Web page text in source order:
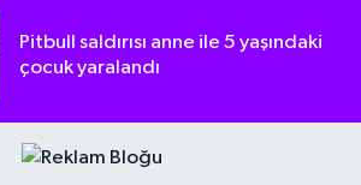
Pitbull saldırısı anne ile 5 yaşındaki
çocuk yaralandı